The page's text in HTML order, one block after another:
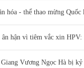
hóa - thể thao mừng Quốc
hận vì tiêm vắc xin HPV:
Vương Ngọc Hà bị kỷ